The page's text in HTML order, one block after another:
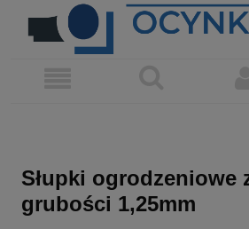
Słupki ogrodzeniowe
grubości 1,25mm